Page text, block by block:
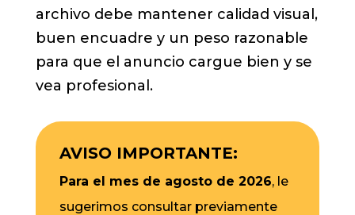
archivo debe mantener calidad visual,
buen encuadre y un peso razonable
para que el anuncio cargue bien y se
vea profesional.
AVISO IMPORTANTE:
Para el mes de agosto de 2026, le
sugerimos consultar previamente